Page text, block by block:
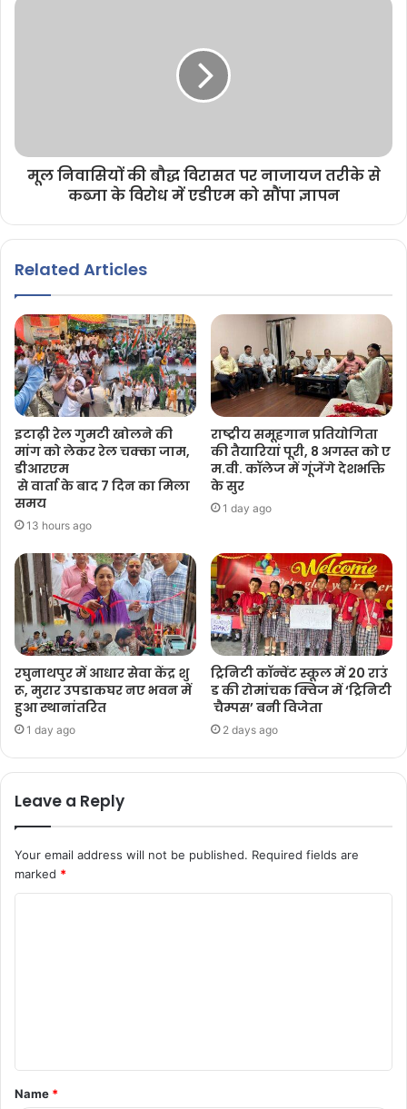
मूल निवासियों की बौद्ध विरासत पर नाजायज तरीके से
कब्जा के विरोध में एडीएम को सौंपा ज्ञापन
Related Articles
इटाढ़ी रेल गुमटी खोलने की
मांग को लेकर रेल चक्का जाम,
डीआरएम
से वार्ता के बाद 7 दिन का मिला
समय
13 hours ago
राष्ट्रीय समूहगान प्रतियोगिता
की तैयारियां पूरी, 8 अगस्त को ए
म.वी. कॉलेज में गूंजेंगे देशभक्ति
के सुर
1 day ago
रघुनाथपुर में आधार सेवा केंद्र शु
रू, मुरार उपडाकघर नए भवन में
हुआ स्थानांतरित
1 day ago
ट्रिनिटी कॉन्वेंट स्कूल में 20 राउं
ड की रोमांचक क्विज में ‘ट्रिनिटी
चैम्पस’ बनी विजेता
2 days ago
Leave a Reply
Your email address will not be published. Required fields are
marked *
Name *